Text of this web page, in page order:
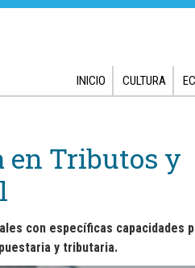
INICIO CULTURA
en Tributos y
con específicas capacidades
y tributaria.